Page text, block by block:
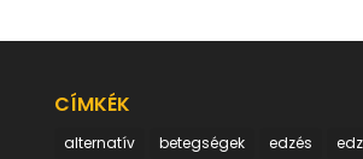
CÍMKÉK
alternatív betegségek edzés